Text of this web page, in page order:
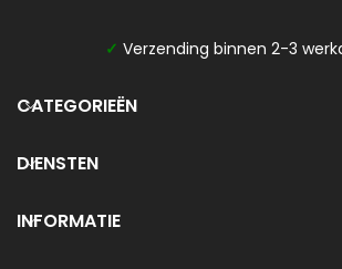
✓ Verzending binnen 2-3
CATEGORIEËN
DIENSTEN
INFORMATIE